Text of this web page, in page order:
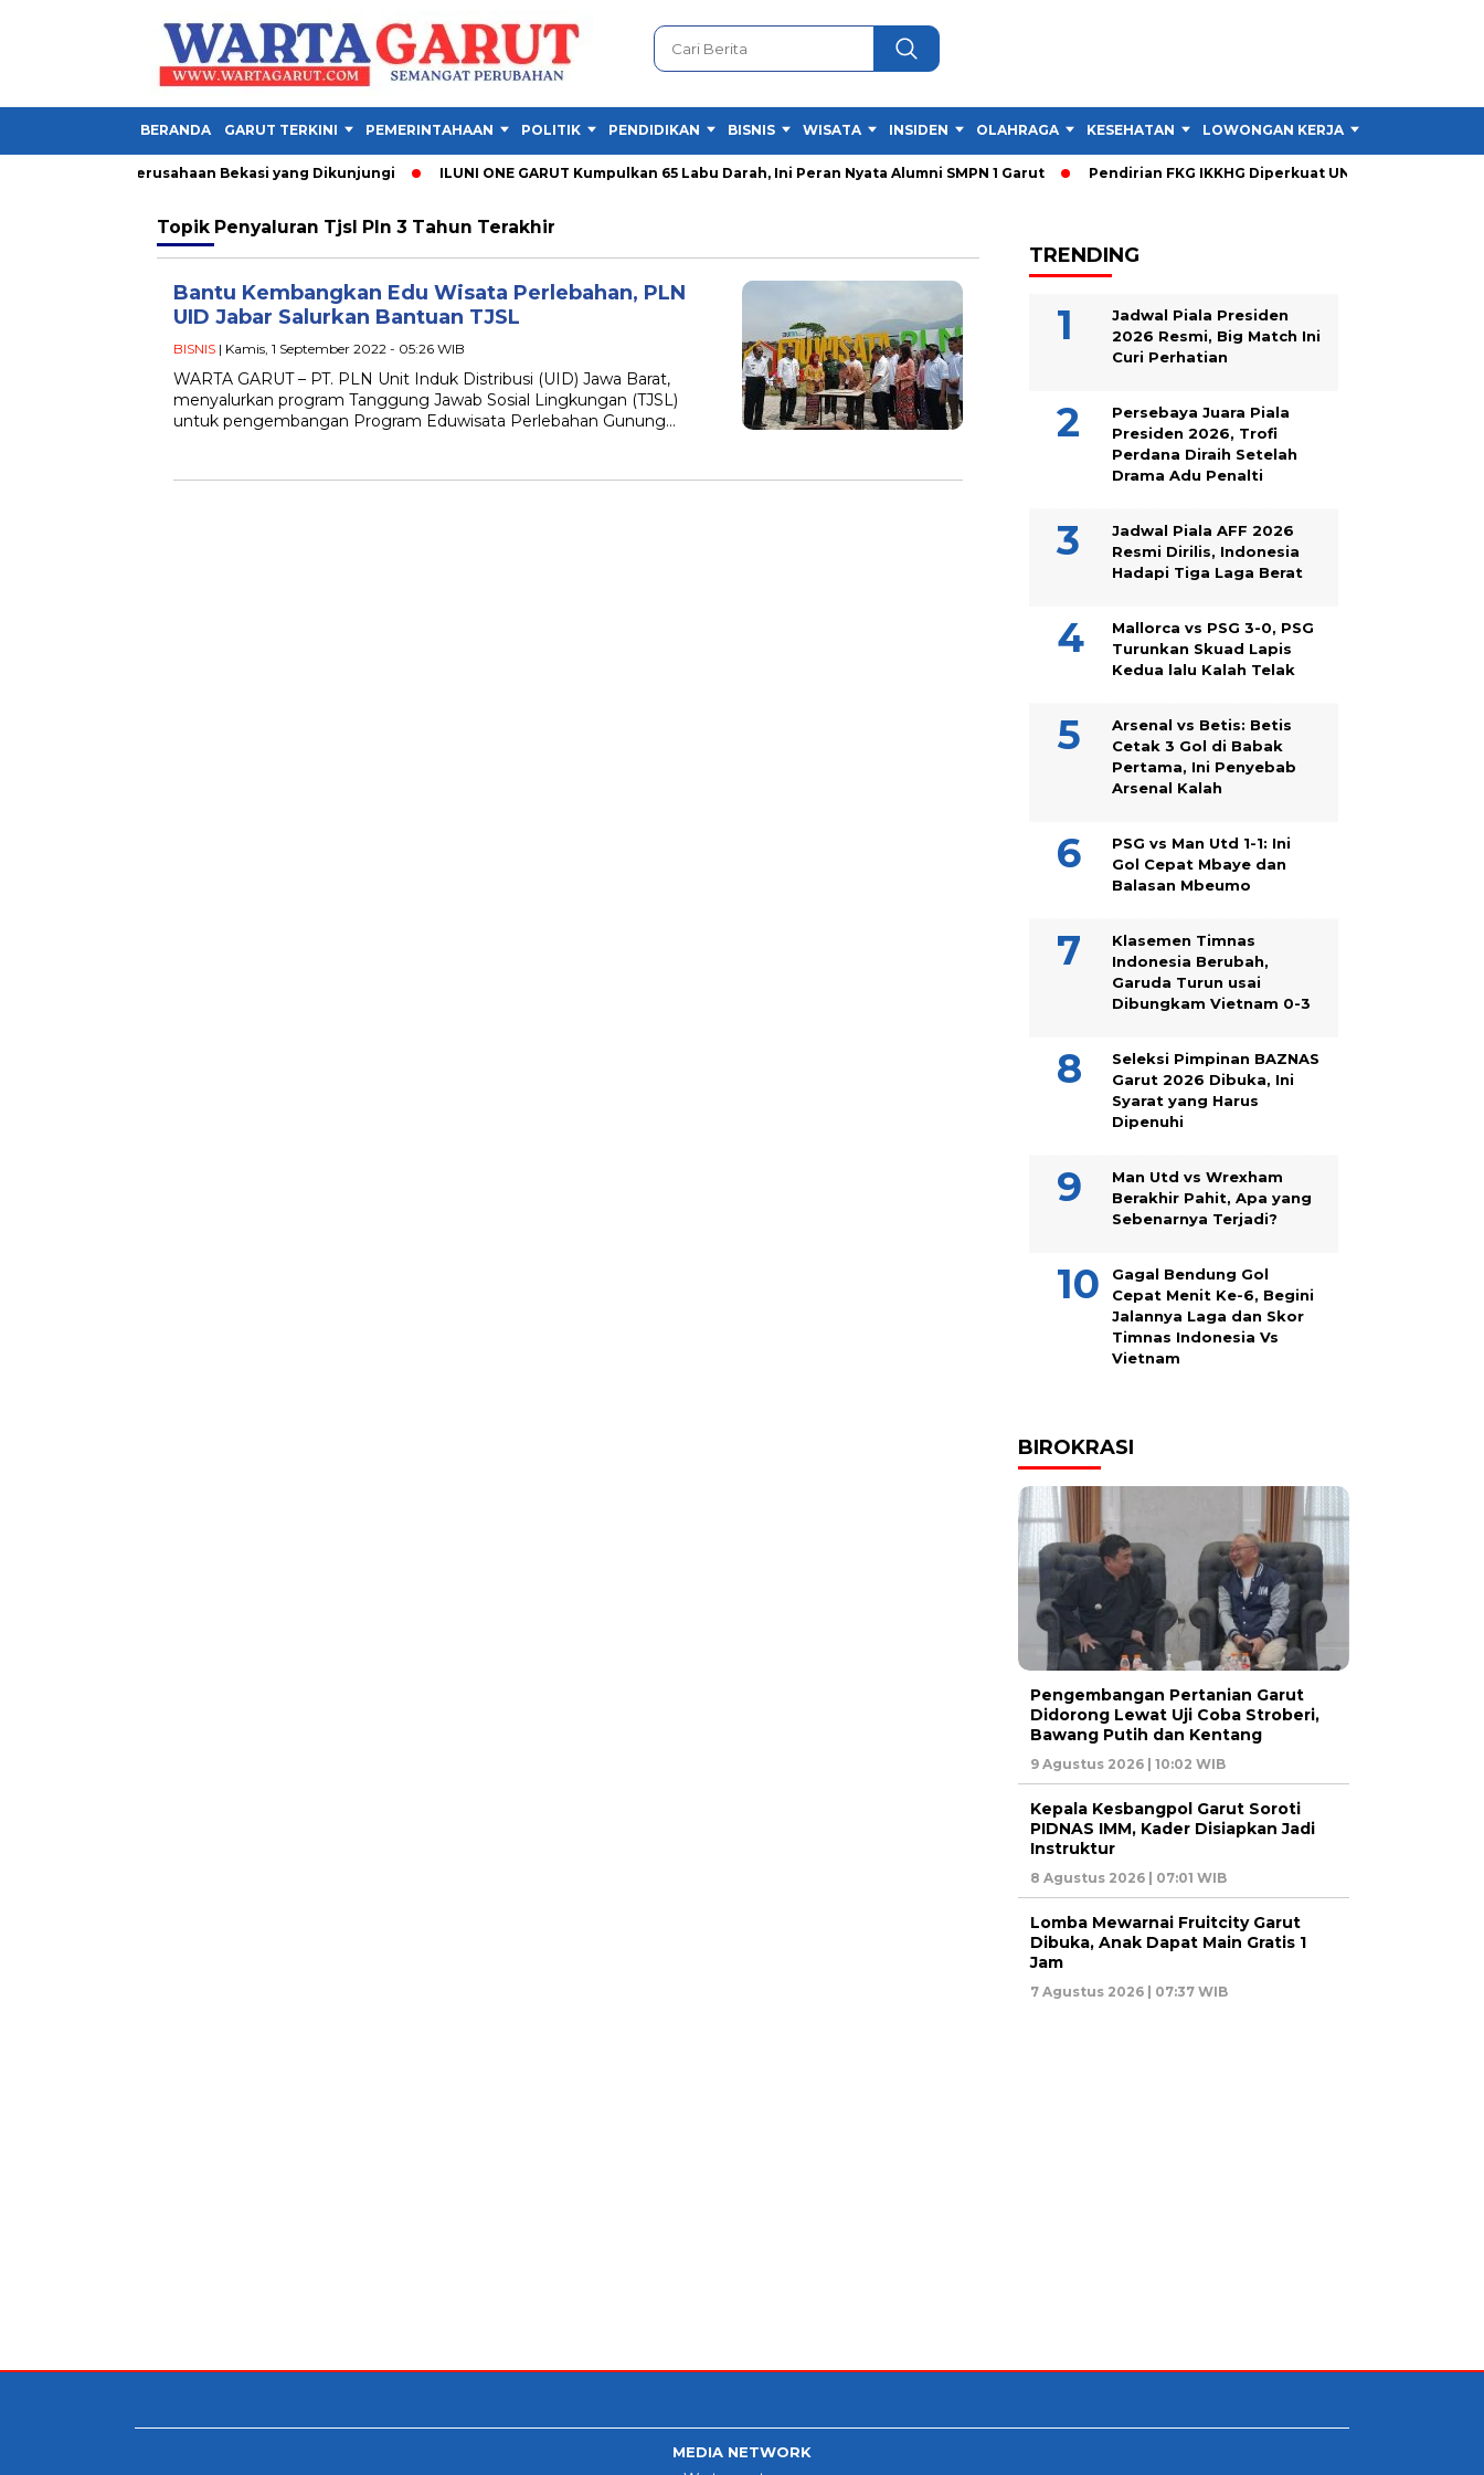
BERANDA GARUT TERKINI PEMERINTAHAAN POLITIK PENDIDIKAN BISNIS WISATA INSIDEN OLAHRAGA KESEHATAN LOWONGAN KERJA
Garut, Ini 3 Perusahaan Bekasi yang Dikunjungi ILUNI ONE GARUT Kumpulkan 65 Labu Darah, Ini Peran Nyata Alumni SMPN 1 Garut Pendirian FKG IKKHG Diperkuat UNJANI, Ini Langkah
Topik Penyaluran Tjsl Pln 3 Tahun Terakhir
Bantu Kembangkan Edu Wisata Perlebahan, PLN
UID Jabar Salurkan Bantuan TJSL
BISNIS | Kamis, 1 September 2022 - 05:26 WIB
WARTA GARUT – PT. PLN Unit Induk Distribusi (UID) Jawa Barat,
menyalurkan program Tanggung Jawab Sosial Lingkungan (TJSL)
untuk pengembangan Program Eduwisata Perlebahan Gunung…
TRENDING
Jadwal Piala Presiden
2026 Resmi, Big Match Ini
Curi Perhatian
Persebaya Juara Piala
Presiden 2026, Trofi
Perdana Diraih Setelah
Drama Adu Penalti
Jadwal Piala AFF 2026
Resmi Dirilis, Indonesia
Hadapi Tiga Laga Berat
Mallorca vs PSG 3-0, PSG
Turunkan Skuad Lapis
Kedua lalu Kalah Telak
Arsenal vs Betis: Betis
Cetak 3 Gol di Babak
Pertama, Ini Penyebab
Arsenal Kalah
PSG vs Man Utd 1-1: Ini
Gol Cepat Mbaye dan
Balasan Mbeumo
Klasemen Timnas
Indonesia Berubah,
Garuda Turun usai
Dibungkam Vietnam 0-3
Seleksi Pimpinan BAZNAS
Garut 2026 Dibuka, Ini
Syarat yang Harus
Dipenuhi
Man Utd vs Wrexham
Berakhir Pahit, Apa yang
Sebenarnya Terjadi?
Gagal Bendung Gol
Cepat Menit Ke-6, Begini
Jalannya Laga dan Skor
Timnas Indonesia Vs
Vietnam
BIROKRASI
Pengembangan Pertanian Garut
Didorong Lewat Uji Coba Stroberi,
Bawang Putih dan Kentang
9 Agustus 2026 | 10:02 WIB
Kepala Kesbangpol Garut Soroti
PIDNAS IMM, Kader Disiapkan Jadi
Instruktur
8 Agustus 2026 | 07:01 WIB
Lomba Mewarnai Fruitcity Garut
Dibuka, Anak Dapat Main Gratis 1
Jam
7 Agustus 2026 | 07:37 WIB
MEDIA NETWORK